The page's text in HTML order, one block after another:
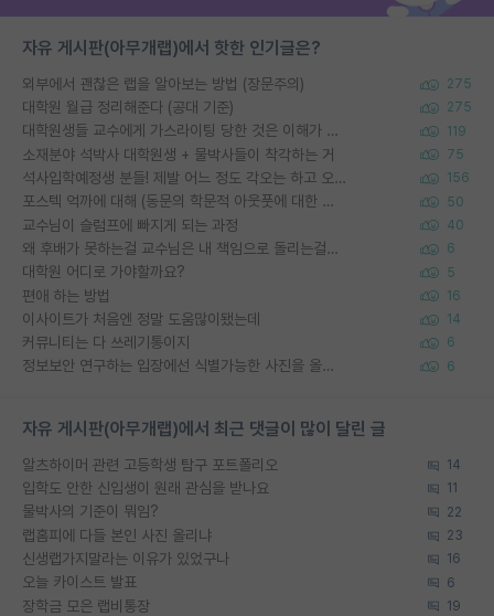
자유 게시판(아무개랩)에서 핫한 인기글은?
외부에서 괜찮은 랩을 알아보는 방법 (장문주의) 275
대학원 월급 정리해준다 (공대 기준) 275
대학원생들 교수에게 가스라이팅 당한 것은 이해가 갑니다. 안타깝네요. 119
소재분야 석박사 대학원생 + 물박사들이 착각하는 거 75
석사입학예정생 분들! 제발 어느 정도 각오는 하고 오세요. 156
포스텍 억까에 대해 (동문의 학문적 아웃풋에 대한 반박) 50
교수님이 슬럼프에 빠지게 되는 과정 40
왜 후배가 못하는걸 교수님은 내 책임으로 돌리는걸까요? 6
대학원 어디로 가야할까요? 5
편애 하는 방법 16
이사이트가 처음엔 정말 도움많이됐는데 14
커뮤니티는 다 쓰레기통이지 6
정보보안 연구하는 입장에선 식별가능한 사진을 올리는건 비추이긴함 6
자유 게시판(아무개랩)에서 최근 댓글이 많이 달린 글
알츠하이머 관련 고등학생 탐구 포트폴리오 14
입학도 안한 신입생이 원래 관심을 받나요 11
물박사의 기준이 뭐임? 22
랩홈피에 다들 본인 사진 올리냐 23
신생랩가지말라는 이유가 있었구나 16
오늘 카이스트 발표 6
장학금 모은 랩비통장 19